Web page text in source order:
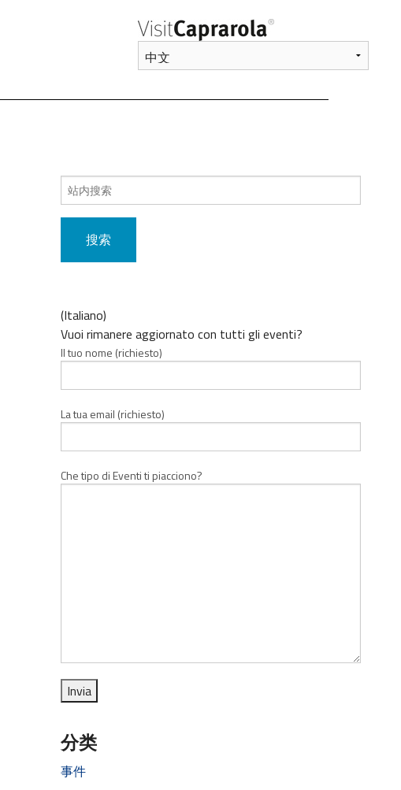
搜
索
内
(Italiano)
Vuoi rimanere aggiornato con tutti gli eventi?
Il tuo nome (richiesto)
La tua email (richiesto)
Che tipo di Eventi ti piacciono?
分类
事件